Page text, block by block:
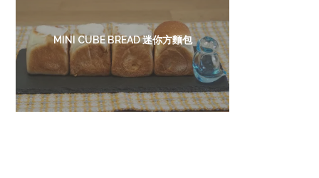
MINI CUBE BREAD 迷你方麵包